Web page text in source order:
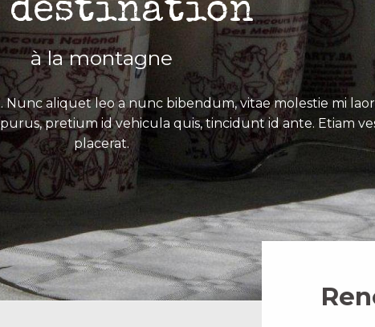
destination
à la montagne
aliquet leo a nunc bibendum, vitae molestie mi
pretium id vehicula quis, tincidunt id ante. Etiam
placerat.